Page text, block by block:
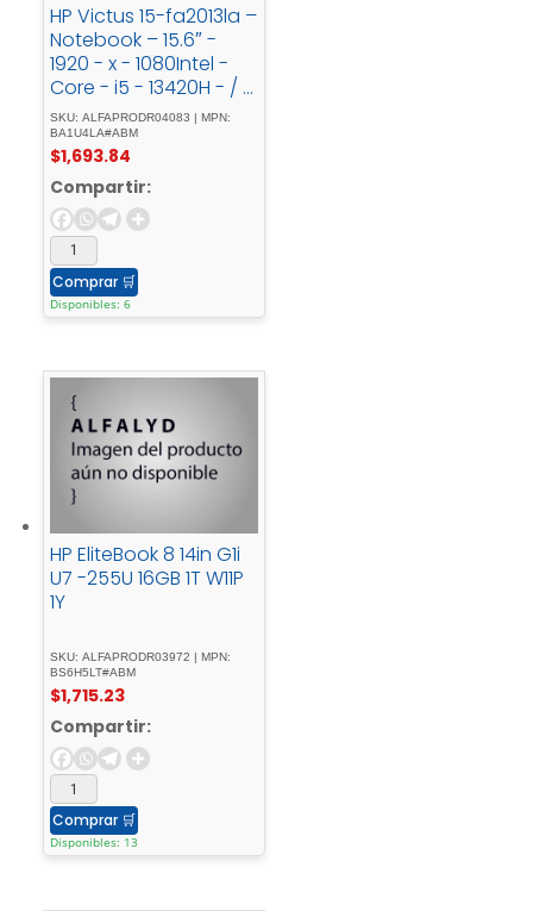
HP Victus 15-fa2013la –
Notebook – 15.6″ -
1920 - x - 1080Intel -
Core - i5 - 13420H - / -
4.6 - GHz16 - GBDDR4
- SDRAM512 - GB -
SSDNVIDIA - GeForce -
RTX - 4050Windows -
11 - Home - Single -
LanguageSpanish
SKU: ALFAPRODR04083 | MPN:
BA1U4LA#ABM
$1,693.84
Compartir:
Comprar 🛒
Disponibles: 6
HP EliteBook 8 14in G1i
U7 -255U 16GB 1T W11P
1Y
SKU: ALFAPRODR03972 | MPN:
BS6H5LT#ABM
$1,715.23
Compartir:
Comprar 🛒
Disponibles: 13